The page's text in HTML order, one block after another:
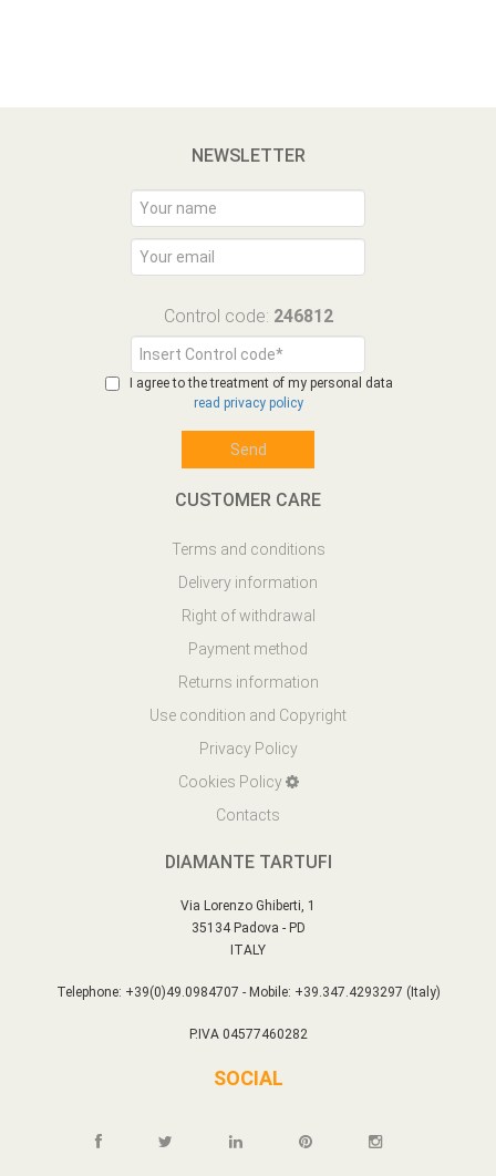
NEWSLETTER
Control code: 246812
I agree to the treatment of my personal data
read privacy policy
CUSTOMER CARE
Terms and conditions
Delivery information
Right of withdrawal
Payment method
Returns information
Use condition and Copyright
Privacy Policy
Cookies Policy
Contacts
DIAMANTE TARTUFI
Via Lorenzo Ghiberti, 1
35134 Padova - PD
ITALY
Telephone: +39(0)49.0984707 - Mobile: +39.347.4293297 (Italy)
P.IVA 04577460282
SOCIAL